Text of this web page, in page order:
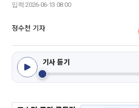
입력 2026-06-13 08:00
정수천 기자
기사 듣기